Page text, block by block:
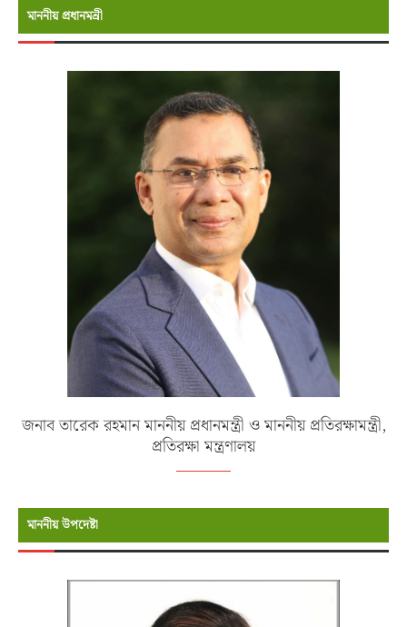
মাননীয় প্রধানমন্রী
জনাব তারেক রহমান মাননীয় প্রধানমন্ত্রী ও মাননীয় প্রতিরক্ষামন্ত্রী,
প্রতিরক্ষা মন্ত্রণালয়
মাননীয় উপদেষ্টা